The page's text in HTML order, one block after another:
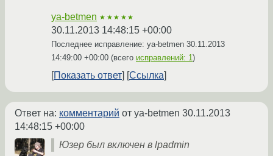
ya-betmen ★★★★★
30.11.2013 14:48:15 +00:00
Последнее исправление: ya-betmen 30.11.2013
14:49:00 +00:00 (всего исправлений: 1)
Показать ответ Ссылка
Ответ на: комментарий от ya-betmen 30.11.2013
14:48:15 +00:00
Юзер был включен в lpadmin